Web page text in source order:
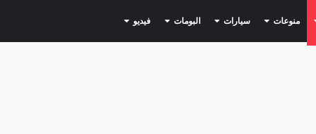
(current) منوعات (current) سيارات (current) البومات (current) فيديو (current)